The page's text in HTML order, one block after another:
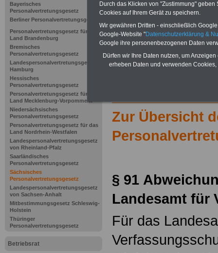
Bayerisches
Personalvertretungsgesetz
Berliner Personalvertretungsgesetz
Personalvertretungsgesetz für das
Land Brandenburg
Bremisches
Personalvertretungsgesetz
Landespersonalvertretungsgesetz
Hamburg
Hessisches
Personalvertretungsgesetz
Personalvertretungsgesetz für das
Land Mecklenburg-Vorpommern
Niedersächsisches
Personalvertretungsgesetz
Personalvertretungsgesetz für das
Land Nordrhein-Westfalen
Landespersonalvertretungsgesetz
von Rheinland-Pfalz
Saarländisches
Personalvertretungsgesetz
Sächsisches
Personalvertretungsgesetz
Landespersonalvertretungsgesetz
von Sachsen-Anhalt
Mitbestimmungsgesetz Schleswig-
Holstein
Thüringer
Personalvertretungsgesetz
Betriebsrat
Zur Übersicht
§ 91
Landesamt für
Für das
Durch das Klicken von "Zustimmung"
Cookies auf Ihrem Gerät zu speichern.
Wir gewähren Dritten - einschließlich
Google-Website "Datenschutzerklärung &
Google ihre personenbezogenen Daten
Dürfen wir Ihre Daten nutzen, um
erheben Daten und verwenden